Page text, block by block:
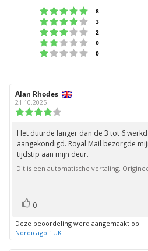
8
3
2
0
0
Auteur
van
deze
beoordeling:
Alan Rhodes
21.10.2025
uit
5
sterren
Beoordelingstekst:
Het duurde langer dan de 3 tot 6
aangekondigd. Royal Mail bezorgde
tijdstip aan mijn deur.
Dit is een automatische vertaling.
Stem
omhoog
0
Deze beoordeling werd aangemaakt op
Nordicagolf UK